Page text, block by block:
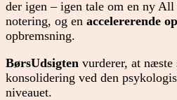
der igen – igen tale om en ny
notering, og en accelererende
opbremsning.
BørsUdsigten vurderer, at næste
konsolidering ved den
niveauet.